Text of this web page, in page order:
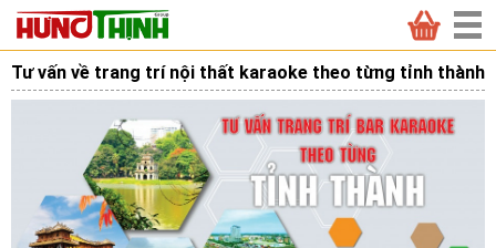
Tư vấn về trang trí nội thất karaoke theo từng tỉnh thành